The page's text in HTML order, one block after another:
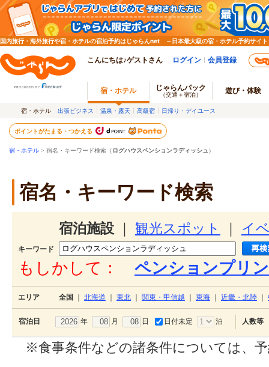
国内旅行・海外旅行や宿・ホテルの宿泊予約はじゃらんnet ～日本最大級の宿・ホテル予約サイト
こんにちは♪ゲストさん ログイン 会員登録
宿・ホテル じゃらんパック
（交通＋宿泊） 遊び・体験
宿・ホテル 出張ビジネス 温泉・露天 高級宿 日帰り・デイユース
ポイントがたまる・つかえる
宿・ホテル > 宿名・キーワード検索（ ログハウスペンションラディッシュ ）
宿名・キーワード検索
宿泊施設 観光スポット イ
キーワード
もしかして： ペンションプリ
エリア 全国 北海道 東北 関東・甲信越 東海 近畿・北陸
宿泊日 年 月 日 日付未定 泊 人数等
※食事条件などの諸条件については、